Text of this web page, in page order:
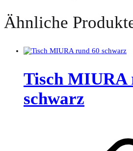
Ähnliche
Tisch MIURA
schwarz